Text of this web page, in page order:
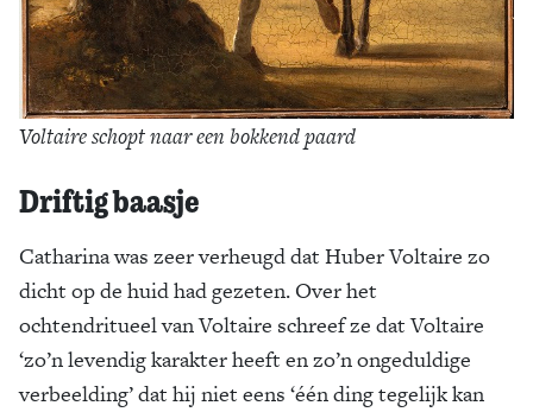
Voltaire schopt naar een bokkend paard
Driftig baasje
Catharina was zeer verheugd dat Huber Voltaire zo
dicht op de huid had gezeten. Over het
ochtendritueel van Voltaire schreef ze dat Voltaire
‘zo’n levendig karakter heeft en zo’n ongeduldige
verbeelding’ dat hij niet eens ‘één ding tegelijk kan